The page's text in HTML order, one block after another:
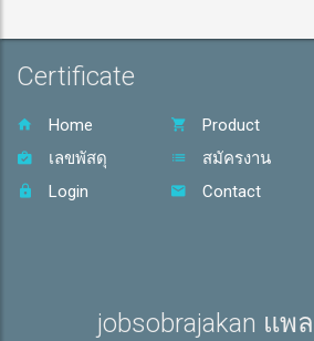
Certificate
Home Product
เลขพัสดุ
สมัครงาน
Login
Contact
jobsobrajakan แพ